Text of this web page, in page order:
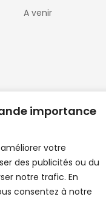
importance
votre
des publicités ou du
notre trafic. En
consentez à notre
A venir
en Guinée | Footballeurs
| Mercato | Lions du
| But | Actualité au
| Match Guinee |